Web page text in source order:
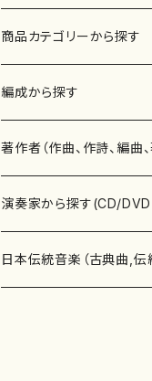
商品カテゴリーから探す
楽譜
書籍
書籍
テキストブック
CD・DVD
チケット
編成から探す
邦楽器
箏・琴（ソロ）
箏・琴（合奏）
合唱
混声合唱
歌・声
著作者（作曲、作詩、編曲
あ行
青木省三(アオキ ショウゾウ)
か行
演奏家から探す(CD/
邦楽（箏、三味線、尺八等
洋楽-鍵盤楽器（ピアノ、
日本伝統音楽（古典曲,伝